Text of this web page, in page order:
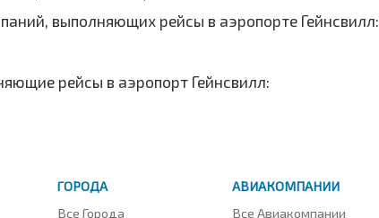
выполняющих рейсы в аэропорте Гейнсвилл:
рейсы в аэропорт Гейнсвилл:
ГОРОДА
Все Города
АВИАКОМПАНИИ
Все Авиакомпании